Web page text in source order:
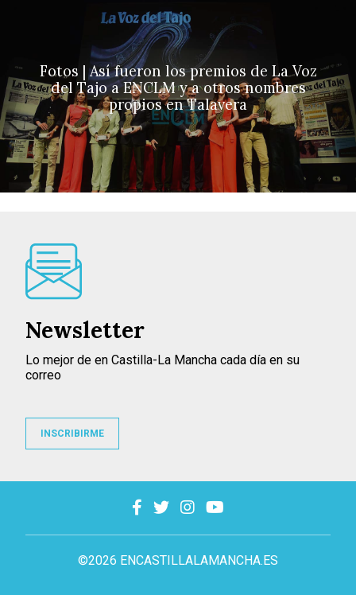
Fotos | Así fueron los premios de La Voz
del Tajo a ENCLM y a otros nombres
propios en Talavera
©2026 ENCASTILLALAMANCHA.ES
Newsletter
Lo mejor de en Castilla-La Mancha cada día en su
correo
INSCRIBIRME